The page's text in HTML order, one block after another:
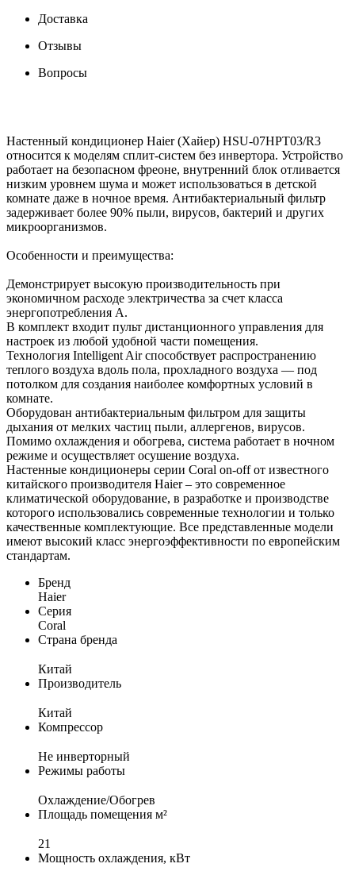
Доставка
Отзывы
Вопросы
Настенный кондиционер Haier (Хайер) HSU-07HPT03/R3
относится к моделям сплит-систем без инвертора. Устройство
работает на безопасном фреоне, внутренний блок отливается
низким уровнем шума и может использоваться в детской
комнате даже в ночное время. Антибактериальный фильтр
задерживает более 90% пыли, вирусов, бактерий и других
микроорганизмов.
Особенности и преимущества:
Демонстрирует высокую производительность при
экономичном расходе электричества за счет класса
энергопотребления A.
В комплект входит пульт дистанционного управления для
настроек из любой удобной части помещения.
Технология Intelligent Air способствует распространению
теплого воздуха вдоль пола, прохладного воздуха — под
потолком для создания наиболее комфортных условий в
комнате.
Оборудован антибактериальным фильтром для защиты
дыхания от мелких частиц пыли, аллергенов, вирусов.
Помимо охлаждения и обогрева, система работает в ночном
режиме и осуществляет осушение воздуха.
Настенные кондиционеры серии Coral on-off от известного
китайского производителя Haier – это современное
климатической оборудование, в разработке и производстве
которого использовались современные технологии и только
качественные комплектующие. Все представленные модели
имеют высокий класс энергоэффективности по европейским
стандартам.
Бренд
Haier
Серия
Coral
Страна бренда
Китай
Производитель
Китай
Компрессор
Не инверторный
Режимы работы
Охлаждение/Обогрев
Площадь помещения м²
21
Мощность охлаждения, кВт